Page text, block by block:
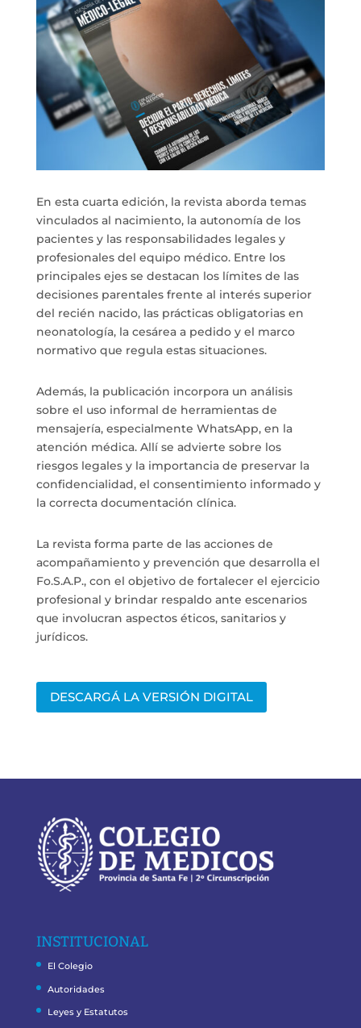
En esta cuarta edición, la revista aborda temas
vinculados al nacimiento, la autonomía de los
pacientes y las responsabilidades legales y
profesionales del equipo médico. Entre los
principales ejes se destacan los límites de las
decisiones parentales frente al interés superior
del recién nacido, las prácticas obligatorias en
neonatología, la cesárea a pedido y el marco
normativo que regula estas situaciones.
Además, la publicación incorpora un análisis
sobre el uso informal de herramientas de
mensajería, especialmente WhatsApp, en la
atención médica. Allí se advierte sobre los
riesgos legales y la importancia de preservar la
confidencialidad, el consentimiento informado y
la correcta documentación clínica.
La revista forma parte de las acciones de
acompañamiento y prevención que desarrolla el
Fo.S.A.P., con el objetivo de fortalecer el ejercicio
profesional y brindar respaldo ante escenarios
que involucran aspectos éticos, sanitarios y
jurídicos.
DESCARGÁ LA VERSIÓN DIGITAL
INSTITUCIONAL
El Colegio
Autoridades
Leyes y Estatutos